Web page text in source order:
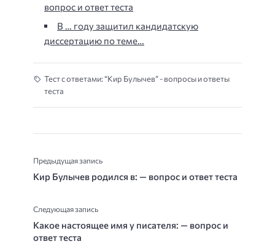
вопрос и ответ теста
В … году защитил кандидатскую
диссертацию по теме…
Тест с ответами: “Кир Булычев” - вопросы и ответы
теста
Предыдущая запись
Кир Булычев родился в: — вопрос и ответ теста
Следующая запись
Какое настоящее имя у писателя: — вопрос и
ответ теста